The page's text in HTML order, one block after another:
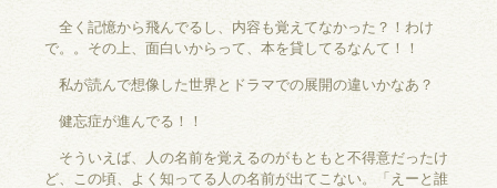
全く記憶から飛んでるし、内容も覚えてなかった？！わけ
で。。その上、面白いからって、本を貸してるなんて！！
私が読んで想像した世界とドラマでの展開の違いかなあ？
健忘症が進んでる！！
そういえば、人の名前を覚えるのがもともと不得意だったけ
ど、この頃、よく知ってる人の名前が出てこない。「えーと誰